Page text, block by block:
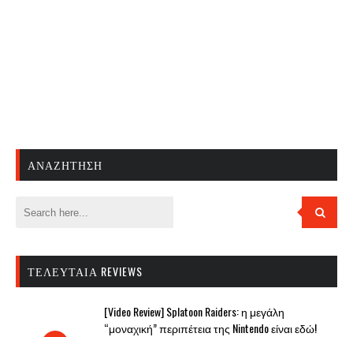
ΑΝΑΖΉΤΗΣΗ
ΤΕΛΕΥΤΑΊΑ REVIEWS
[Video Review] Splatoon Raiders: η μεγάλη
“μοναχική” περιπέτεια της Nintendo είναι εδώ!